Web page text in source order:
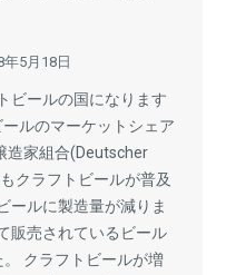
年5月18日
ビールの国になります
ルのマーケットシェア
造家組合(Deutscher
クラフトビールが普及
ールに製造量が減りま
販売されているビール
クラフトビールが増